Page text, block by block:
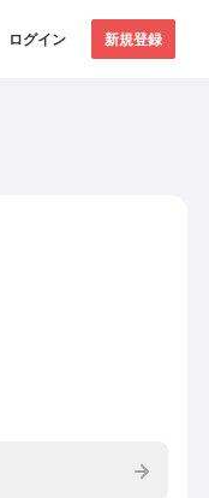
ログイン 新規登録